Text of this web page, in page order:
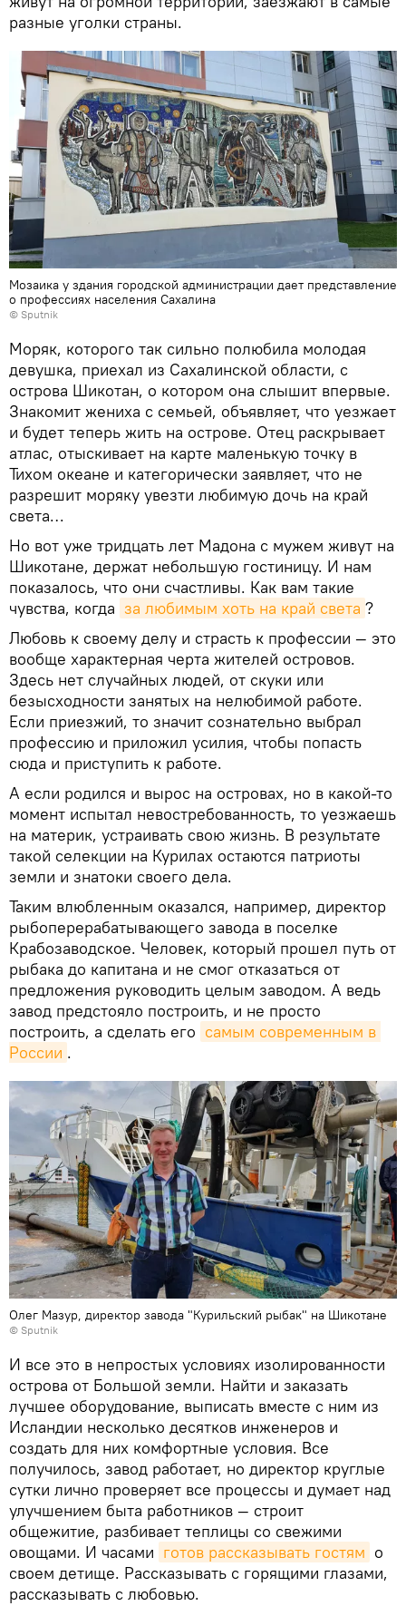
разные уголки страны.
Мозаика у здания городской администрации дает представление
о профессиях населения Сахалина
© Sputnik
Моряк, которого так сильно полюбила молодая
девушка, приехал из Сахалинской области, с
острова Шикотан, о котором она слышит впервые.
Знакомит жениха с семьей, объявляет, что уезжает
и будет теперь жить на острове. Отец раскрывает
атлас, отыскивает на карте маленькую точку в
Тихом океане и категорически заявляет, что не
разрешит моряку увезти любимую дочь на край
света…
Но вот уже тридцать лет Мадона с мужем живут на
Шикотане, держат небольшую гостиницу. И нам
показалось, что они счастливы. Как вам такие
чувства, когда за любимым хоть на край света ?
Любовь к своему делу и страсть к профессии — это
вообще характерная черта жителей островов.
Здесь нет случайных людей, от скуки или
безысходности занятых на нелюбимой работе.
Если приезжий, то значит сознательно выбрал
профессию и приложил усилия, чтобы попасть
сюда и приступить к работе.
А если родился и вырос на островах, но в какой-то
момент испытал невостребованность, то уезжаешь
на материк, устраивать свою жизнь. В результате
такой селекции на Курилах остаются патриоты
земли и знатоки своего дела.
Таким влюбленным оказался, например, директор
рыбоперерабатывающего завода в поселке
Крабозаводское. Человек, который прошел путь от
рыбака до капитана и не смог отказаться от
предложения руководить целым заводом. А ведь
завод предстояло построить, и не просто
построить, а сделать его самым современным в
России .
Олег Мазур, директор завода "Курильский рыбак" на Шикотане
© Sputnik
И все это в непростых условиях изолированности
острова от Большой земли. Найти и заказать
лучшее оборудование, выписать вместе с ним из
Исландии несколько десятков инженеров и
создать для них комфортные условия. Все
получилось, завод работает, но директор круглые
сутки лично проверяет все процессы и думает над
улучшением быта работников — строит
общежитие, разбивает теплицы со свежими
овощами. И часами готов рассказывать гостям о
своем детище. Рассказывать с горящими глазами,
рассказывать с любовью.